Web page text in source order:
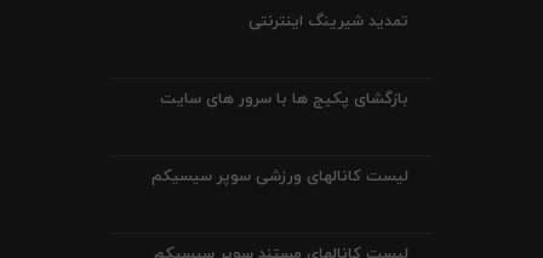
تمدید شیرینگ اینترنتی
بازگشای پکیج ها با سرور های سایت
لیست کانالهای ورزشی سوپر سیسیکم